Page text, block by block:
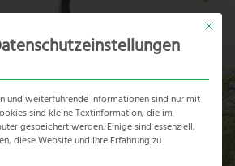
Mit
und weiterführende Informationen sind nur mit
sind kleine Textinformation, die im
gespeichert werden. Einige sind essenziell,
diese Website und Ihre Erfahrung zu